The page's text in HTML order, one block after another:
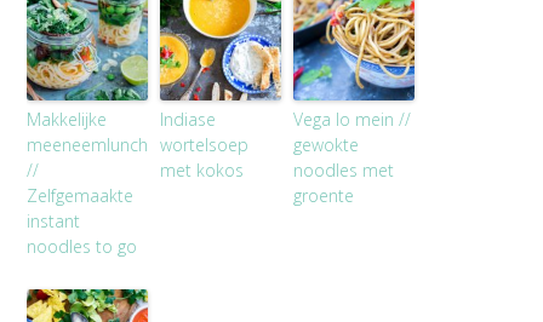
Makkelijke
meeneemlunch
//
Zelfgemaakte
instant
noodles to go
Indiase
wortelsoep
met kokos
Vega lo mein //
gewokte
noodles met
groente